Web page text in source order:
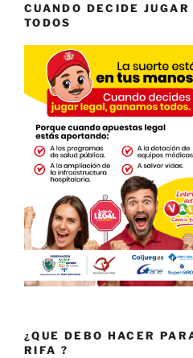
CUANDO DECIDE
TODOS
¿QUE DEBO HACER
RIFA ?